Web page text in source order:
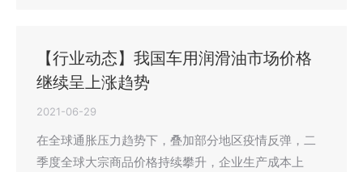
【行业动态】我国车用润滑油市场价格
继续呈上涨趋势
2021-06-29
在全球通胀压力趋势下，叠加部分地区疫情反弹，二
季度全球大宗商品价格持续攀升，企业生产成本上